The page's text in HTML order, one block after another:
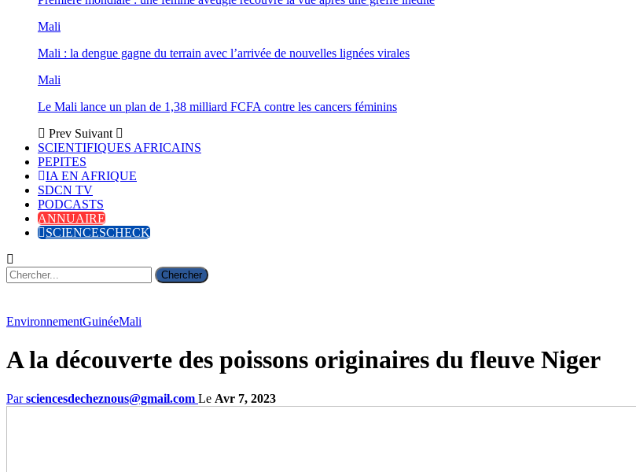
Mali
Mali : la dengue gagne du terrain avec l’arrivée de nouvelles lignées virales
Mali
Le Mali lance un plan de 1,38 milliard FCFA contre les cancers féminins
Prev Suivant
SCIENTIFIQUES AFRICAINS
PEPITES
IA EN AFRIQUE
SDCN TV
PODCASTS
ANNUAIRE
SCIENCESCHECK
EnvironnementGuinéeMali
A la découverte des poissons originaires du fleuve Niger
Parsciencesdecheznous@gmail.com Le Avr 7, 2023